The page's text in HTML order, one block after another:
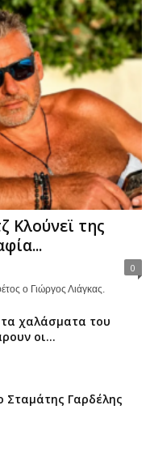
Κλούνεϊ της
0
ο Γιώργος Λιάγκας.
χαλάσματα του
οι...
Σταμάτης Γαρδέλης